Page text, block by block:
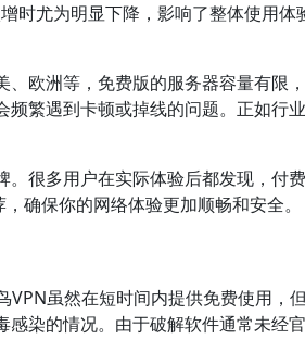
时尤为明显下降，影响了整体使用体
欧洲等，免费版的服务器容量有限
繁遇到卡顿或掉线的问题。正如行
很多用户在实际体验后都发现，付
确保你的网络体验更加顺畅和安全。
VPN虽然在短时间内提供免费使用，
染的情况。由于破解软件通常未经